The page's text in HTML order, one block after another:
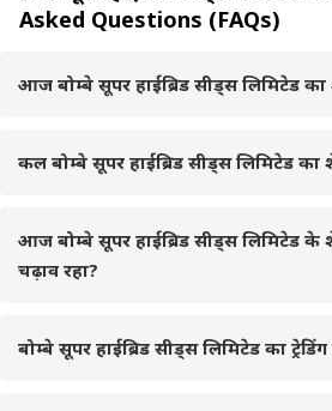
Asked Questions (FAQs)
आज बोम्बे सूपर हाईब्रिड सीड्स लिमिटेड का
कल बोम्बे सूपर हाईब्रिड सीड्स लिमिटेड का
आज बोम्बे सूपर हाईब्रिड सीड्स लिमिटेड के
चढ़ाव रहा?
बोम्बे सूपर हाईब्रिड सीड्स लिमिटेड का